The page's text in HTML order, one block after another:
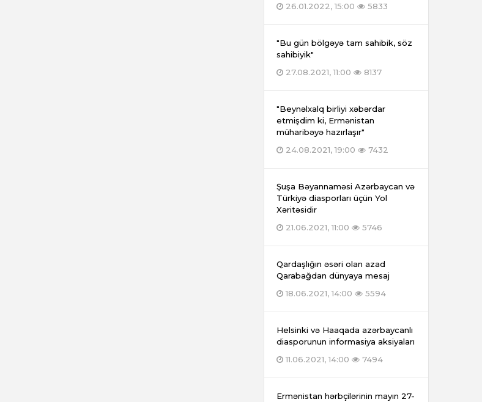
26.01.2022, 15:00
5833
"Bu gün bölgəyə tam sahibik, söz
sahibiyik"
27.08.2021, 11:00
8137
"Beynəlxalq birliyi xəbərdar
etmişdim ki, Ermənistan
müharibəyə hazırlaşır"
24.08.2021, 19:00
7432
Şuşa Bəyannaməsi Azərbaycan və
Türkiyə diasporları üçün Yol
Xəritəsidir
21.06.2021, 11:00
5746
Qardaşlığın əsəri olan azad
Qarabağdan dünyaya mesaj
18.06.2021, 14:00
5594
Helsinki və Haaqada azərbaycanlı
diasporunun informasiya aksiyaları
11.06.2021, 14:00
7494
Ermənistan hərbçilərinin mayın 27-